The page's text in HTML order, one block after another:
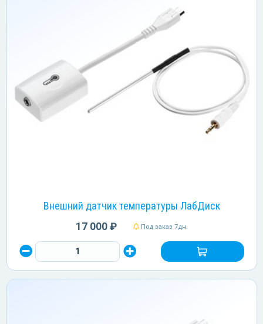
Внешний датчик температуры ЛабДиск
17 000 ₽ Под заказ 7дн.